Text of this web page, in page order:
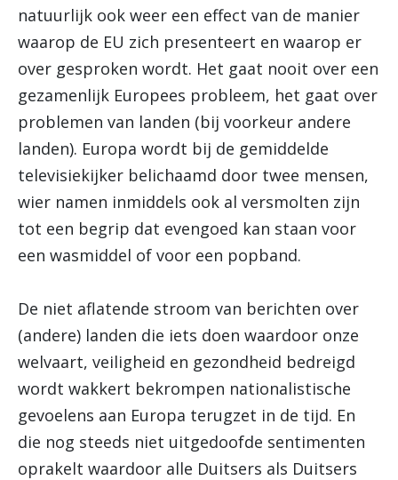
natuurlijk ook weer een effect van de manier
waarop de EU zich presenteert en waarop er
over gesproken wordt. Het gaat nooit over een
gezamenlijk Europees probleem, het gaat over
problemen van landen (bij voorkeur andere
landen). Europa wordt bij de gemiddelde
televisiekijker belichaamd door twee mensen,
wier namen inmiddels ook al versmolten zijn
tot een begrip dat evengoed kan staan voor
een wasmiddel of voor een popband.
De niet aflatende stroom van berichten over
(andere) landen die iets doen waardoor onze
welvaart, veiligheid en gezondheid bedreigd
wordt wakkert bekrompen nationalistische
gevoelens aan Europa terugzet in de tijd. En
die nog steeds niet uitgedoofde sentimenten
oprakelt waardoor alle Duitsers als Duitsers